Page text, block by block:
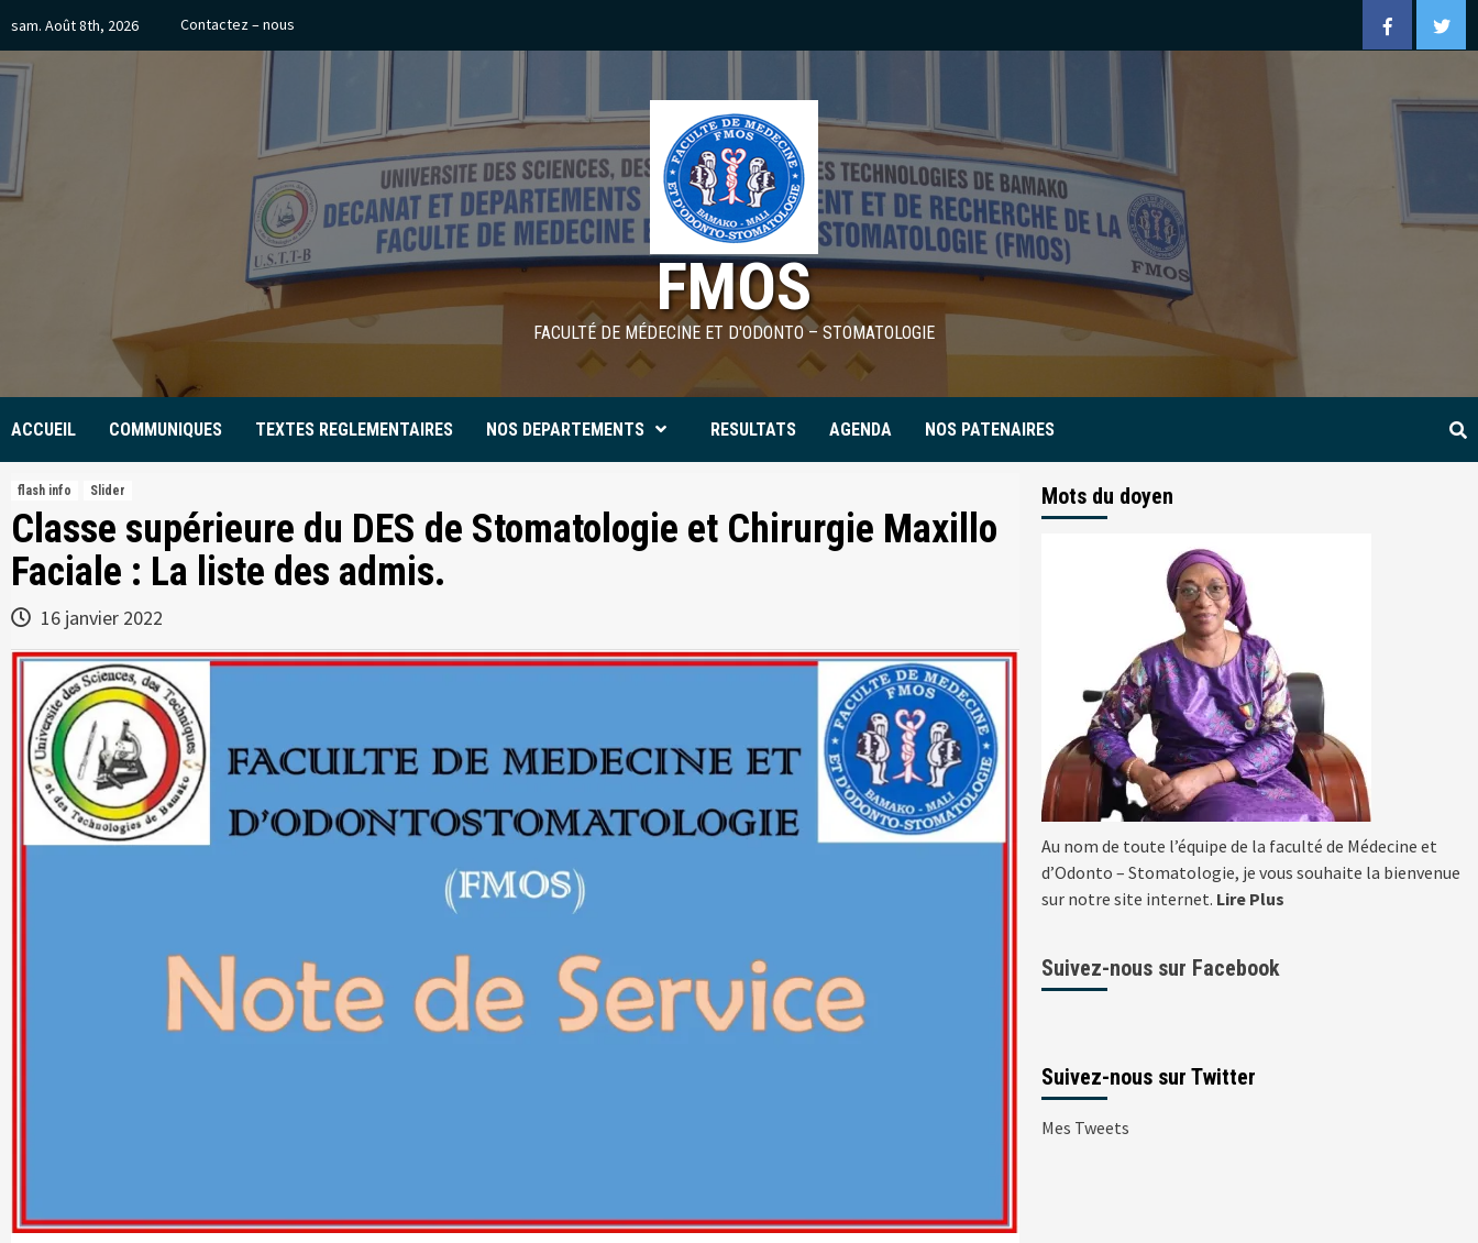
content
sam. Août 8th, 2026 Contactez – nous Facebook
FMOS
FACULTÉ DE MÉDECINE ET D'ODONTO – STOMATOLOGIE
ACCUEIL COMMUNIQUES TEXTES REGLEMENTAIRES NOS DEPARTEMENTS RESULTATS AGENDA NOS PATENAIRES
flash info Slider
Classe supérieure du DES de Stomatologie et Chirurgie Maxillo
Faciale : La liste des admis.
16 janvier 2022
Mots du doyen
Au nom de toute l’équipe de la faculté de Médecine et
d’Odonto – Stomatologie, je vous souhaite la bienvenue
sur notre site internet. Lire Plus
Suivez-nous sur Facebook
Suivez-nous sur Twitter
Mes Tweets